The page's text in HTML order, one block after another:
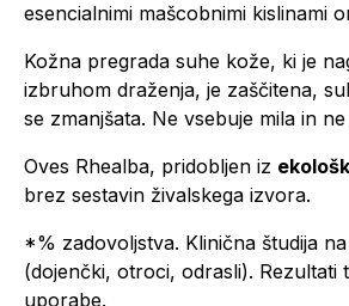
esencialnimi mašcobnimi kislinami
Kožna pregrada suhe kože, ki je
izbruhom draženja, je zaščitena,
se zmanjšata. Ne vsebuje mila in
Oves Rhealba, pridobljen iz
brez sestavin živalskega izvora.
*% zadovoljstva. Klinična študija
(dojenčki, otroci, odrasli). Rezultati
uporabe.